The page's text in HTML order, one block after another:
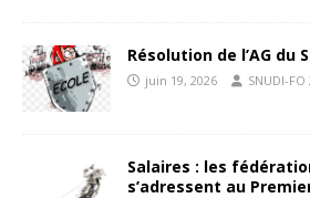
Résolution de l’AG du
juin 19, 2026 SNUDI-FO
Salaires : les
s’adressent au